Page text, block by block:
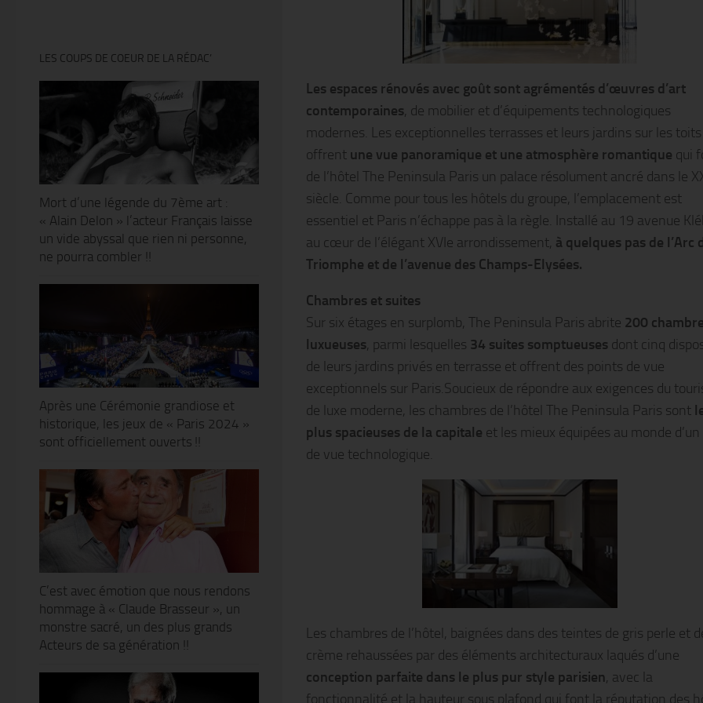
Les espaces rénovés avec goût sont agrémentés d’œuvres d’art
contemporaines, de mobilier et d’équipements technologiques
modernes. Les exceptionnelles terrasses et leurs jardins sur les toits
offrent une vue panoramique et une atmosphère romantique qui
de l’hôtel The Peninsula Paris un palace résolument ancré dans le
siècle. Comme pour tous les hôtels du groupe, l’emplacement est
essentiel et Paris n’échappe pas à la règle. Installé au 19 avenue
au cœur de l’élégant XVIe arrondissement, à quelques pas de l’Arc
Triomphe et de l’avenue des Champs-Elysées.
Chambres et suites
Sur six étages en surplomb, The Peninsula Paris abrite 200
luxueuses, parmi lesquelles 34 suites somptueuses dont cinq
de leurs jardins privés en terrasse et offrent des points de vue
exceptionnels sur Paris.Soucieux de répondre aux exigences du
de luxe moderne, les chambres de l’hôtel The Peninsula Paris sont
plus spacieuses de la capitale et les mieux équipées au monde
de vue technologique.
Les chambres de l’hôtel, baignées dans des teintes de gris perle et
crème rehaussées par des éléments architecturaux laqués d’une
conception parfaite dans le plus pur style parisien, avec la
fonctionnalité et la hauteur sous plafond qui font la réputation des
LES COUPS DE COEUR DE LA RÉDAC’
Mort d’une légende du 7ème art :
« Alain Delon » l’acteur Français laisse
un vide abyssal que rien ni personne,
ne pourra combler !!
Après une Cérémonie grandiose et
historique, les jeux de « Paris 2024 »
sont officiellement ouverts !!
C’est avec émotion que nous rendons
hommage à « Claude Brasseur », un
monstre sacré, un des plus grands
Acteurs de sa génération !!